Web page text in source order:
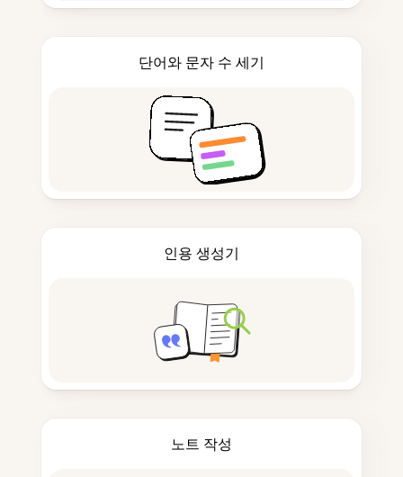
단어와 문자 수 세기
인용 생성기
노트 작성